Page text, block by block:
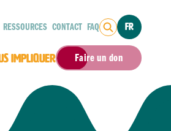
RESSOURCES CONTACT FAQ FR
IMPLIQUER Faire un don